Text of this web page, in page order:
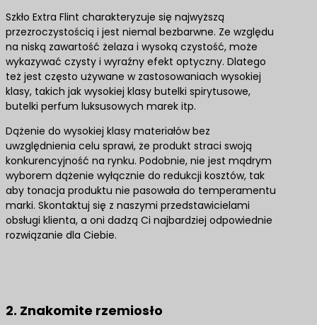
Szkło Extra Flint charakteryzuje się najwyższą
przezroczystością i jest niemal bezbarwne. Ze względu
na niską zawartość żelaza i wysoką czystość, może
wykazywać czysty i wyraźny efekt optyczny. Dlatego
też jest często używane w zastosowaniach wysokiej
klasy, takich jak wysokiej klasy butelki spirytusowe,
butelki perfum luksusowych marek itp.
Dążenie do wysokiej klasy materiałów bez
uwzględnienia celu sprawi, że produkt straci swoją
konkurencyjność na rynku. Podobnie, nie jest mądrym
wyborem dążenie wyłącznie do redukcji kosztów, tak
aby tonacja produktu nie pasowała do temperamentu
marki. Skontaktuj się z naszymi przedstawicielami
obsługi klienta, a oni dadzą Ci najbardziej odpowiednie
rozwiązanie dla Ciebie.
2. Znakomite rzemiosło